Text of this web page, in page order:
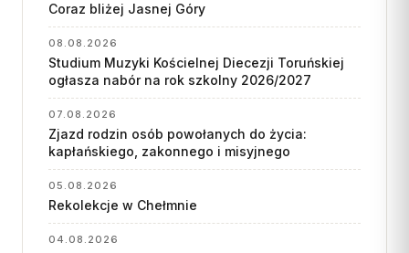
Coraz bliżej Jasnej Góry
08.08.2026
Studium Muzyki Kościelnej Diecezji Toruńskiej
ogłasza nabór na rok szkolny 2026/2027
07.08.2026
Zjazd rodzin osób powołanych do życia:
kapłańskiego, zakonnego i misyjnego
05.08.2026
Rekolekcje w Chełmnie
04.08.2026